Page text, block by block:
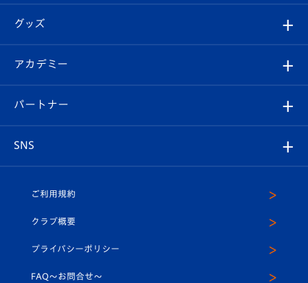
チケット
イベント
メディア
ホームタウン
スタッフプロフィール
マスコット紹介
平和祈念活動
はじめての観戦ガイド
Revive Team
ヴィヴィくんの長崎おもてなしガイド
フォトギャラリー
スタジアムグルメ
チケット
V-LOVERS（ファンクラブ）
プレイヤーズスイート
グッズ
オンラインショップ
店舗情報
アカデミー
育成からのお知らせ
U-18
スクール
パートナー
SNS
ヴィヴィくんインスタグラム
公式LINE＠
ご利用規約
クラブ概要
プライバシーポリシー
FAQ〜お問合せ〜